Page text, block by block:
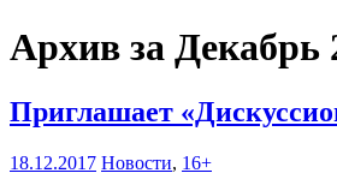
Архив за Декабрь
Приглашает
18.12.2017 Новости, 16+